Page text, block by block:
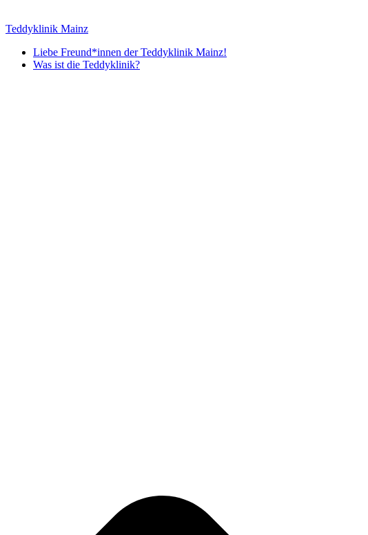
Inhalt
springen
Teddyklinik Mainz
Liebe Freund*innen der Teddyklinik Mainz!
Was ist die Teddyklinik?